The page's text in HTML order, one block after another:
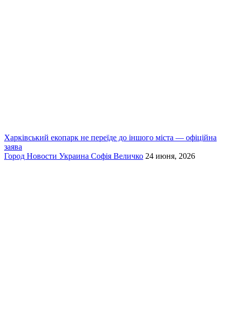
Харківський екопарк не переїде до іншого міста — офіційна
заява
Город Новости Украина Софія Величко 24 июня, 2026